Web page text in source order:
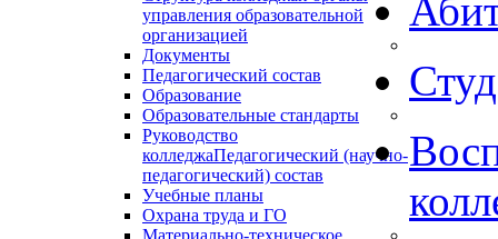
управления образовательной
организацией
Документы
Педагогический состав
Образование
Образовательные стандарты
Руководство
колледжаПедагогический (научно-
педагогический) состав
Учебные планы
Охрана труда и ГО
Материально-техническое